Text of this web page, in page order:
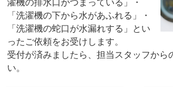
「洗濯機の下から水があふれる」・
「洗濯機の蛇口が水漏れする」とい
ったご依頼をお受けします。
受付が済みましたら、担当スタッフから
い。